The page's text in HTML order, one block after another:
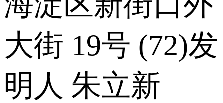
大街 19号 (72)发
明人 朱立新